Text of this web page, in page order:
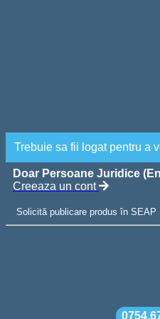
Trebuie sa fii logat pentru a
Doar Persoane Juridice
Creeaza un cont
Solicită publicare produs în SEAP